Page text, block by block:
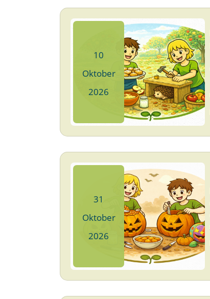
10
Oktober
2026
31
Oktober
2026